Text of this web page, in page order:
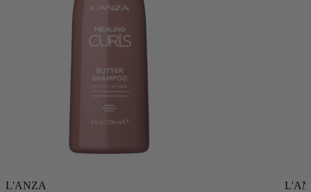
L'ANZA